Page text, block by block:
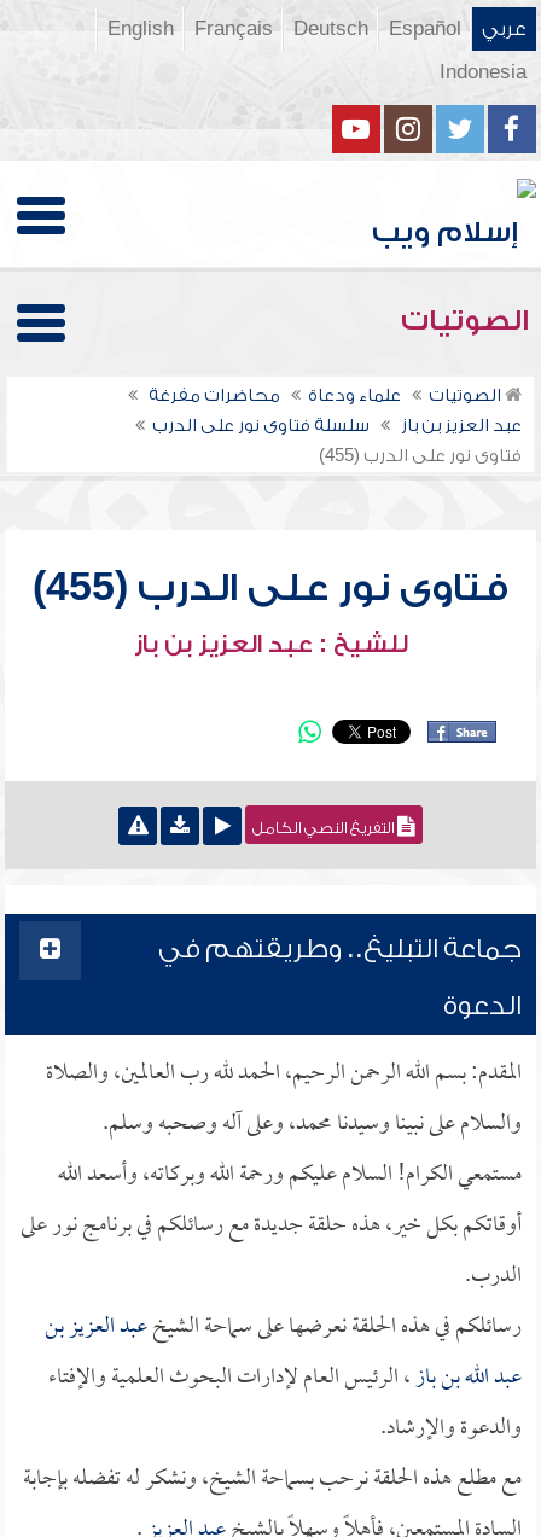
عربي Español
Deutsch
Français
English
Indonesia
الصوتيات
الصوتيات علماء ودعاة
محاضرات مفرغة
عبد العزيز بن باز
سلسلة فتاوى نور على الدرب
فتاوى نور على الدرب (455)
فتاوى نور على الدرب (455)
للشيخ : عبد العزيز بن باز
التفريغ النصي الكامل
جماعة التبليغ.. وطريقتهم في
الدعوة
المقدم: بسم الله الرحمن الرحيم، الحمد لله رب العالمين، والصلاة
والسلام على نبينا وسيدنا محمد، وعلى آله وصحبه وسلم.
مستمعي الكرام! السلام عليكم ورحمة الله وبركاته، وأسعد الله
أوقاتكم بكل خير، هذه حلقة جديدة مع رسائلكم في برنامج نور على
الدرب.
رسائلكم في هذه الحلقة نعرضها على سماحة الشيخعبد العزيز بن
عبد الله بن باز، الرئيس العام لإدارات البحوث العلمية والإفتاء
والدعوة والإرشاد.
مع مطلع هذه الحلقة نرحب بسماحة الشيخ، ونشكر له تفضله بإجابة